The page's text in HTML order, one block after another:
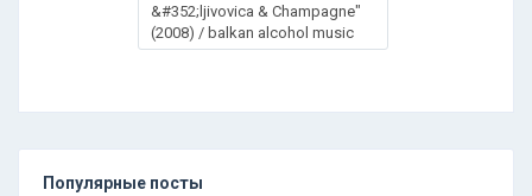
&#352;ljivovica & Champagne"
(2008) / balkan alcohol music
Популярные посты